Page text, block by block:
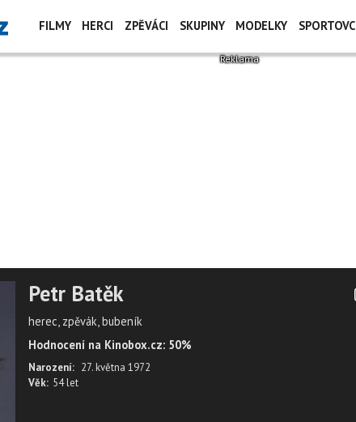
FILMY HERCI ZPĚVÁCI SKUPINY MODELKY
Petr Batěk
herec, zpěvák, bubeník
Hodnocení na Kinobox.cz: 50%
Narození: 27. května 1972
Věk: 54 let